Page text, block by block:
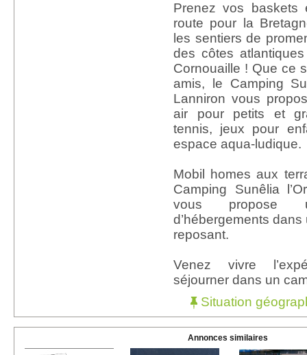
Prenez vos
route pour la
les sentiers de
des côtes
Cornouaille ! Que ce
amis, le Camping
Lanniron vous
air pour petits et
tennis, jeux pour
espace aqua-ludique.
Mobil homes aux
Camping Sunêlia
vous propose
d’hébergements
reposant.
Venez vivre
séjourner dans un
Situation
Annonces similaires